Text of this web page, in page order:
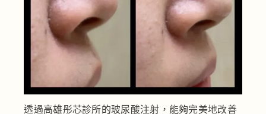
透過高雄彤芯診所的玻尿酸注射，能夠完美地改善